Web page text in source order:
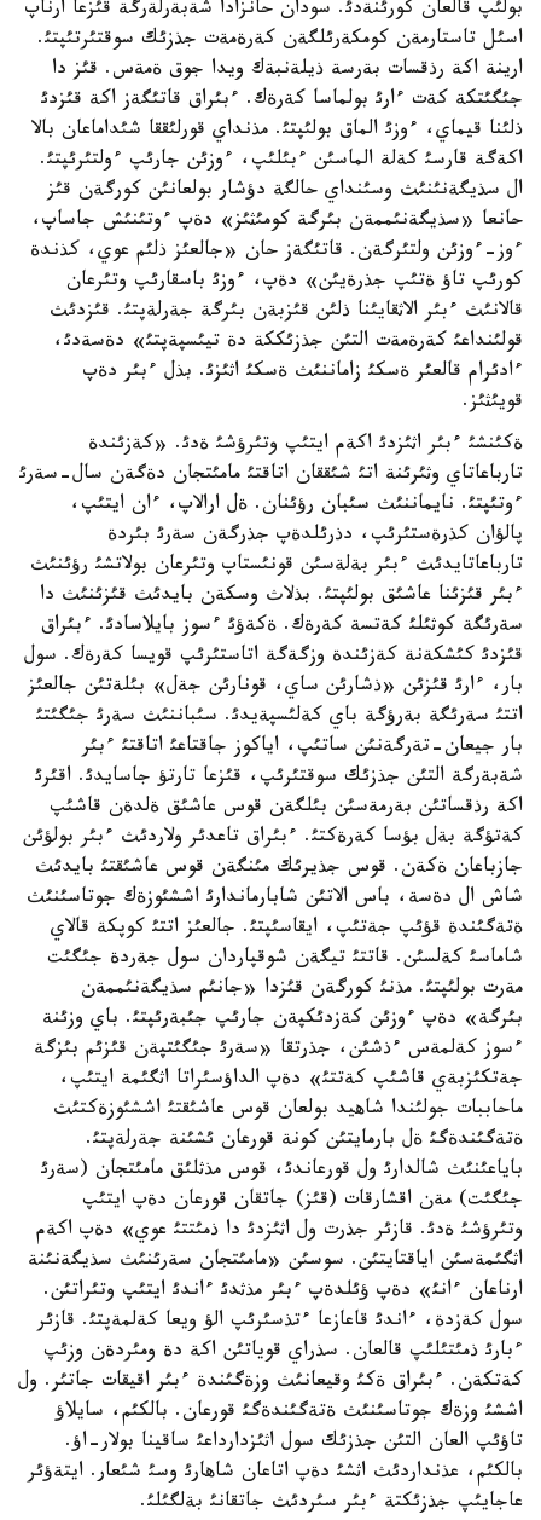
بولئپ قالعان كورئنةدئ. سودان حانزادا شةبةرلةرگة قئزعا ارناپ
اسئل تاستارمةن كومكةرئلگةن كةرةمةت جذزئك سوقتئرتئپتئ.
ارينة اكة رذقسات بةرسة ذيلةنبةك ويدا جوق ةمةس. قئز دا
جئگئتكة كةت ءارئ بولماسا كةرةك. ءبئراق قاتئگةز اكة قئزدئ
ذلئنا قيماي، ءوزئ الماق بولئپتئ. مذنداي قورلئققا شئداماعان بالا
اكةگة قارسئ كةلة الماسئن ءبئلئپ، ءوزئن جارئپ ءولتئرئپتئ.
ال سذيگةنئنئث وسئنداي حالگة دؤشار بولعانئن كورگةن قئز
حانعا «سذيگةنئممةن بئرگة كومئثئز» دةپ ءوتئنئش جاساپ،
ءوز-ءوزئن ولتئرگةن. قاتئگةز حان «جالعئز ذلئم عوي، كذندة
كورئپ تاؤ ةتئپ جذرةيئن» دةپ، ءوزئ باسقارئپ وتئرعان
قالانئث ءبئر الاثقايئنا ذلئن قئزبةن بئرگة جةرلةپتئ. قئزدئث
قولئنداعئ كةرةمةت التئن جذزئككة دة تيئسپةپتئ» دةسةدئ،
ءادئرام قالعئر ةسكئ زاماننئث ةسكئ اثئزئ. بذل ءبئر دةپ
قويئثئز.
ةكئنشئ ءبئر اثئزدئ اكةم ايتئپ وتئرؤشئ ةدئ. «كةزئندة
تارباعاتاي وثئرئنة اتئ شئققان اتاقتئ مامئتجان دةگةن سال-سةرئ
ءوتئپتئ. نايماننئث سئبان رؤئنان. ةل ارالاپ، ءان ايتئپ،
پالؤان كذرةستئرئپ، دذرئلدةپ جذرگةن سةرئ بئردة
تارباعاتايدئث ءبئر بةلةسئن قونئستاپ وتئرعان بولاتشئ رؤئنئث
ءبئر قئزئنا عاشئق بولئپتئ. بذلاث وسكةن بايدئث قئزئنئث دا
سةرئگة كوثئلئ كةتسة كةرةك. ةكةؤئ ءسوز بايلاسادئ. ءبئراق
قئزدئ كئشكةنة كةزئندة وزگةگة اتاستئرئپ قويسا كةرةك. سول
بار، ءارئ قئزئن «ذشارئن ساي، قونارئن جةل» بئلةتئن جالعئز
اتتئ سةرئگة بةرؤگة باي كةلئسپةيدئ. سئباننئث سةرئ جئگئتئ
بار جيعان-تةرگةنئن ساتئپ، اياكوز جاقتاعئ اتاقتئ ءبئر
شةبةرگة التئن جذزئك سوقتئرئپ، قئزعا تارتؤ جاسايدئ. اقئرئ
اكة رذقساتئن بةرمةسئن بئلگةن قوس عاشئق ةلدةن قاشئپ
كةتؤگة بةل بؤسا كةرةكتئ. ءبئراق تاعدئر ولاردئث ءبئر بولؤئن
جازباعان ةكةن. قوس جذيرئك مئنگةن قوس عاشئقتئ بايدئث
شاش ال دةسة، باس الاتئن شابارماندارئ اششئوزةك جوتاسئنئث
ةتةگئندة قؤئپ جةتئپ، ايقاسئپتئ. جالعئز اتتئ كوپكة قالاي
شاماسئ كةلسئن. قاتتئ تيگةن شوقپاردان سول جةردة جئگئت
مةرت بولئپتئ. مذنئ كورگةن قئزدا «جانئم سذيگةنئممةن
بئرگة» دةپ ءوزئن كةزدئكپةن جارئپ جئبةرئپتئ. باي وزئنة
ءسوز كةلمةس ءذشئن، جذرتقا «سةرئ جئگئتپةن قئزئم بئزگة
جةتكئزبةي قاشئپ كةتتئ» دةپ الداؤسئراتا اثگئمة ايتئپ،
ماحاببات جولئندا شاهيد بولعان قوس عاشئقتئ اششئوزةكتئث
ةتةگئندةگئ ةل بارمايتئن كونة قورعان ئشئنة جةرلةپتئ.
باياعئنئث شالدارئ ول قورعاندئ، قوس مذثلئق مامئتجان (سةرئ
جئگئت) مةن اقشارقات (قئز) جاتقان قورعان دةپ ايتئپ
وتئرؤشئ ةدئ. قازئر جذرت ول اثئزدئ دا ذمئتتئ عوي» دةپ اكةم
اثگئمةسئن اياقتايتئن. سوسئن «مامئتجان سةرئنئث سذيگةنئنة
ارناعان ءانئ» دةپ ؤئلدةپ ءبئر مذثدئ ءاندئ ايتئپ وتئراتئن.
سول كةزدة، ءاندئ قاعازعا ءتذسئرئپ الؤ ويعا كةلمةپتئ. قازئر
ءبارئ ذمئتئلئپ قالعان. سذراي قوياتئن اكة دة ومئردةن وزئپ
كةتكةن. ءبئراق ةكئ وقيعانئث وزةگئندة ءبئر اقيقات جاتئر. ول
اششئ وزةك جوتاسئنئث ةتةگئندةگئ قورعان. بالكئم، سايلاؤ
تاؤئپ العان التئن جذزئك سول اثئزدارداعئ ساقينا بولار-اؤ.
بالكئم، عذنداردئث اثشئ دةپ اتاعان شاهارئ وسئ شئعار. ايتةؤئر
عاجايئپ جذزئكتة ءبئر سئردئث جاتقانئ بةلگئلئ.